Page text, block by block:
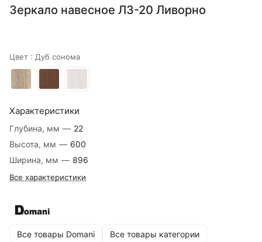
Зеркало навесное ЛЗ-20 Ливорно
Цвет : Дуб сонома
Характеристики
Глубина, мм — 22
Высота, мм — 600
Ширина, мм — 896
Все характеристики
Все товары Domani Все товары категории